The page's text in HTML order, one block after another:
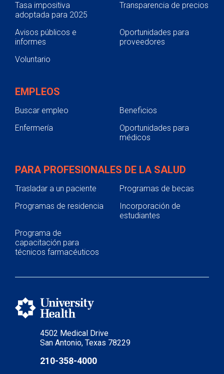
4502 Medical Drive
San Antonio, Texas 78229
210-358-4000
Tasa impositiva
adoptada para 2025
Transparencia de precios
Avisos públicos e
informes
Oportunidades para
proveedores
Voluntario
EMPLEOS
Buscar empleo
Beneficios
Enfermería
Oportunidades para
médicos
PARA PROFESIONALES DE LA SALUD
Trasladar a un paciente
Programas de becas
Programas de residencia
Incorporación de
estudiantes
Programa de
capacitación para
técnicos farmacéuticos